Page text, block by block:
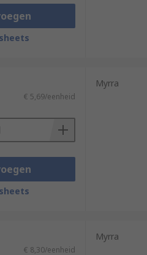
€ 5,69/eenheid
Myrra
€ 8,30/eenheid
Myrra